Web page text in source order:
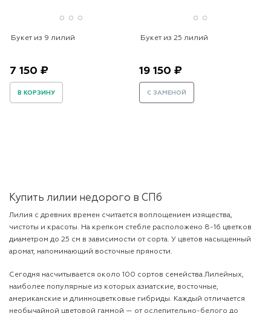
Букет из 9 лилий
7 150 ₽
В КОРЗИНУ
Букет из 25 лилий
19 150 ₽
С ЗАМЕНОЙ
Купить лилии недорого в СПб
Лилия с древних времен считается воплощением изящества,
чистоты и красоты. На крепком стебле расположено 8-16 цветков
диаметром до 25 см в зависимости от сорта. У цветов насыщенный
аромат, напоминающий восточные пряности.
Сегодня насчитывается около 100 сортов семейства Лилейных,
наиболее популярные из которых азиатские, восточные,
американские и длинноцветковые гибриды. Каждый отличается
необычайной цветовой гаммой — от ослепительно-белого до